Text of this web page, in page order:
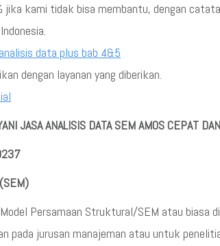
jika kami tidak bisa membantu, dengan
analisis data plus bab 4&5
dengan layanan yang diberikan.
JASA ANALISIS DATA SEM AMOS CEPAT
Persamaan Struktural/SEM atau biasa
pada jurusan manajeman atau untuk